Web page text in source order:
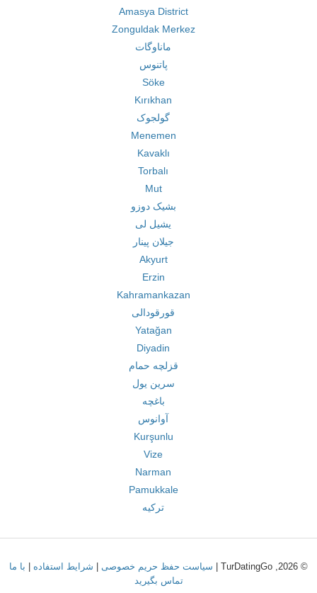
Amasya District
Zonguldak Merkez
ماناوگات
پاتنوس
Söke
Kırıkhan
گولجوک
Menemen
Kavaklı
Torbalı
Mut
بشیک دوزو
یشیل لی
جیلان پینار
Akyurt
Erzin
Kahramankazan
قورقودالی
Yatağan
Diyadin
قزلچه حمام
سرین یول
باغچه
آوانوس
Kurşunlu
Vize
Narman
Pamukkale
ترکیه
© 2026, TurDatingGo | سیاست حفظ حریم خصوصی شرایط استفاده
با ما
تماس بگیرید